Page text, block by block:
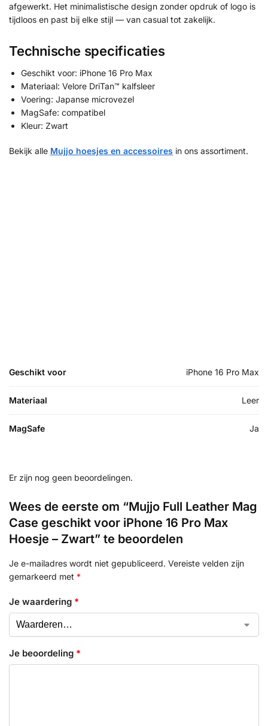
afgewerkt. Het minimalistische design zonder opdruk of logo is
tijdloos en past bij elke stijl — van casual tot zakelijk.
Technische specificaties
Geschikt voor: iPhone 16 Pro Max
Materiaal: Velore DriTan™ kalfsleer
Voering: Japanse microvezel
MagSafe: compatibel
Kleur: Zwart
Bekijk alle Mujjo hoesjes en accessoires in ons assortiment.
Geschikt voor iPhone 16 Pro Max
Materiaal Leer
MagSafe Ja
Er zijn nog geen beoordelingen.
Wees de eerste om “Mujjo Full Leather Mag
Case geschikt voor iPhone 16 Pro Max
Hoesje – Zwart” te beoordelen
Je e-mailadres wordt niet gepubliceerd. Vereiste velden zijn
gemarkeerd met *
Je waardering *
Je beoordeling *